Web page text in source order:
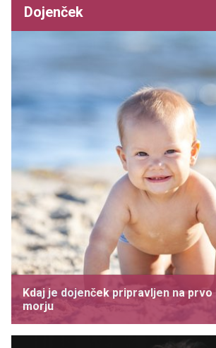
Dojenček
Kdaj je dojenček pripravljen na prvo
morju